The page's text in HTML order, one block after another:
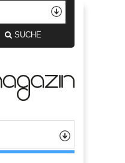
SUCHE